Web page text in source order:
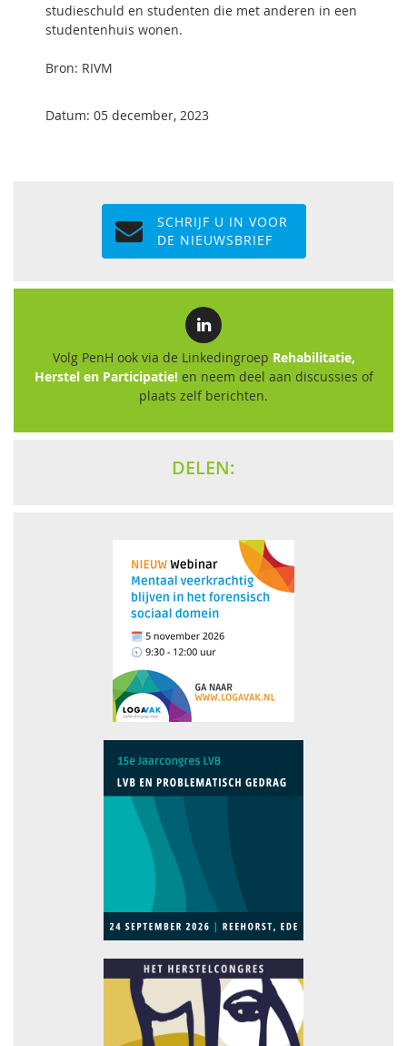
studieschuld en studenten die met anderen in een
studentenhuis wonen.
Bron: RIVM
Datum: 05 december, 2023
SCHRIJF U IN VOOR
DE NIEUWSBRIEF
Volg PenH ook via de Linkedingroep Rehabilitatie,
Herstel en Participatie!en neem deel aan discussies of
plaats zelf berichten.
DELEN: